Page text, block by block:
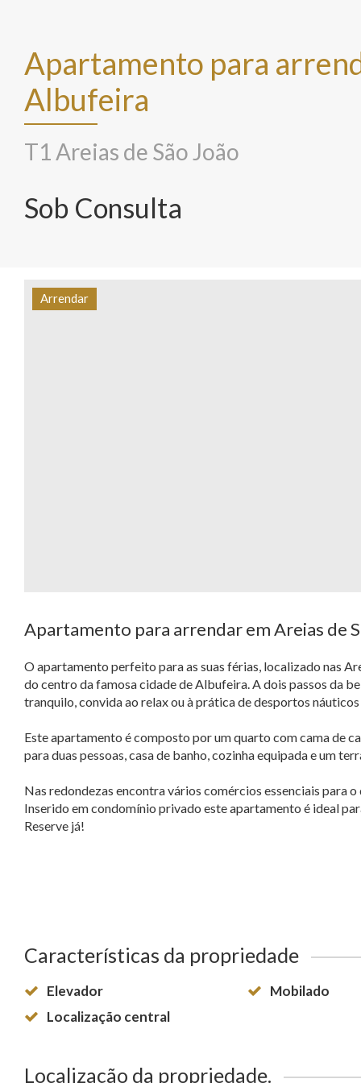
Apartamento para
Albufeira
T1 Areias de São João
Sob Consulta
Arrendar
Apartamento para arrendar em Areias de
O apartamento perfeito para as suas férias, localizado nas
do centro da famosa cidade de Albufeira. A dois passos da
tranquilo, convida ao relax ou à prática de desportos
Este apartamento é composto por um quarto com cama de
para duas pessoas, casa de banho, cozinha equipada e um
Nas redondezas encontra vários comércios essenciais para
Inserido em condomínio privado este apartamento é ideal
Reserve já!
Características da propriedade
Elevador
Localização central
Mobilado
Localização da propriedade.